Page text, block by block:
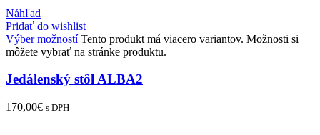
Náhľad
Pridať do wishlist
Výber možnostíTento produkt má viacero variantov. Možnosti si
môžete vybrať na stránke produktu.
Jedálenský stôl ALBA2
170,00€ s DPH